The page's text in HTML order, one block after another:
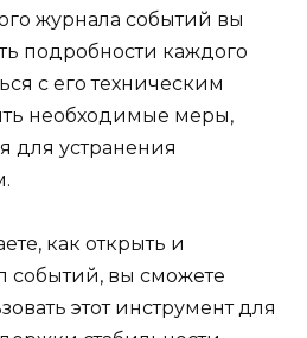
журнала событий вы
подробности каждого
с его техническим
необходимые меры,
для устранения
как открыть и
событий, вы сможете
этот инструмент для